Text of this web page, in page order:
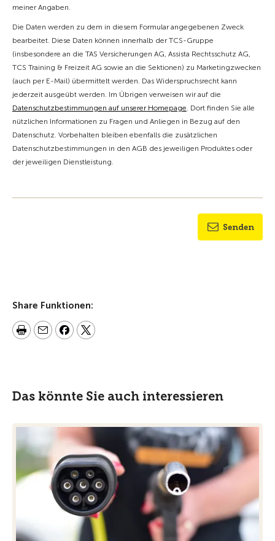
meiner Angaben.
Die Daten werden zu dem in diesem Formular angegebenen Zweck
bearbeitet. Diese Daten können innerhalb der TCS-Gruppe
(insbesondere an die TAS Versicherungen AG, Assista Rechtsschutz AG,
TCS Training & Freizeit AG sowie an die Sektionen) zu Marketingzwecken
(auch per E-Mail) übermittelt werden. Das Widerspruchsrecht kann
jederzeit ausgeübt werden. Im Übrigen verweisen wir auf die
Datenschutzbestimmungen auf unserer Homepage. Dort finden Sie alle
nützlichen Informationen zu Fragen und Anliegen in Bezug auf den
Datenschutz. Vorbehalten bleiben ebenfalls die zusätzlichen
Datenschutzbestimmungen in den AGB des jeweiligen Produktes oder
der jeweiligen Dienstleistung.
Senden
Share Funktionen:
Das könnte Sie auch interessieren